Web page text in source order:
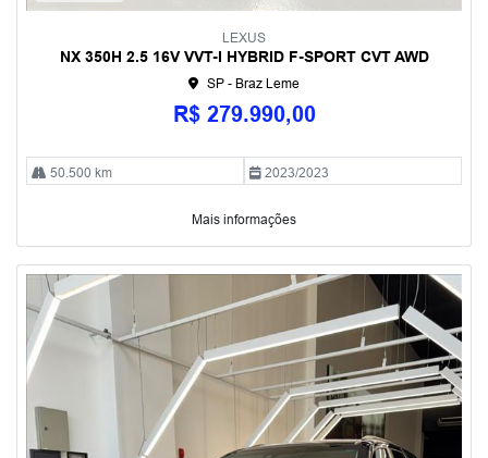
LEXUS
NX 350H 2.5 16V VVT-I HYBRID F-SPORT CVT AWD
SP - Braz Leme
R$ 279.990,00
50.500 km 2023/2023
Mais informações